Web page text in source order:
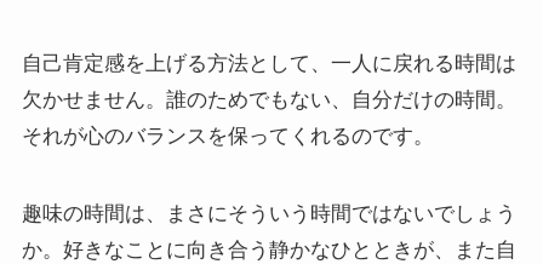
自己肯定感を上げる方法として、一人に戻れる時間は
欠かせません。誰のためでもない、自分だけの時間。
それが心のバランスを保ってくれるのです。
趣味の時間は、まさにそういう時間ではないでしょう
か。好きなことに向き合う静かなひとときが、また自